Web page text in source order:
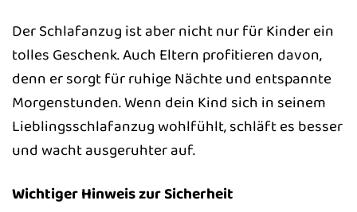
Der Schlafanzug ist aber nicht nur für Kinder ein
tolles Geschenk. Auch Eltern profitieren davon,
denn er sorgt für ruhige Nächte und entspannte
Morgenstunden. Wenn dein Kind sich in seinem
Lieblingsschlafanzug wohlfühlt, schläft es besser
und wacht ausgeruhter auf.
Wichtiger Hinweis zur Sicherheit